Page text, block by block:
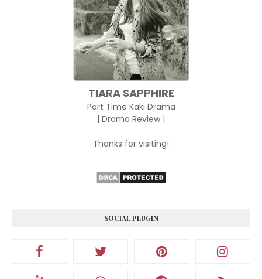
TIARA SAPPHIRE
Part Time Kaki Drama
| Drama Review |
Thanks for visiting!
SOCIAL PLUGIN